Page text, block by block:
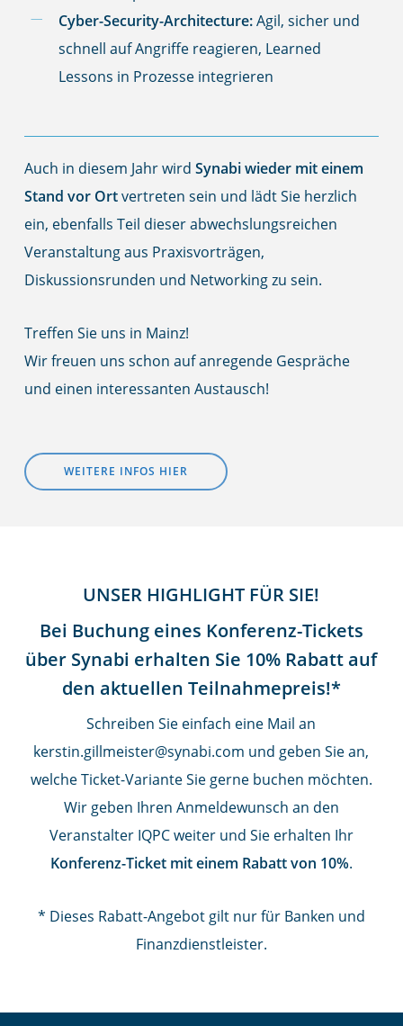
Cyber-Security-Architecture:Agil, sicher und
schnell auf Angriffe reagieren, Learned
Lessons in Prozesse integrieren
Auch in diesem Jahr wird Synabi wieder mit einem
Stand vor Ortvertreten sein und lädt Sie herzlich
ein, ebenfalls Teil dieser abwechslungsreichen
Veranstaltung aus Praxisvorträgen,
Diskussionsrunden und Networking zu sein.
Treffen Sie uns in Mainz!
Wir freuen uns schon auf anregende Gespräche
und einen interessanten Austausch!
WEITERE INFOS HIER
UNSER HIGHLIGHT FÜR SIE!
Bei Buchung eines Konferenz-Tickets
über Synabi erhalten Sie 10% Rabatt auf
den aktuellen Teilnahmepreis!*
Schreiben Sie einfach eine Mail an
kerstin.gillmeister@synabi.com und geben Sie an,
welche Ticket-Variante Sie gerne buchen möchten.
Wir geben Ihren Anmeldewunsch an den
Veranstalter IQPC weiter und Sie erhalten Ihr
Konferenz-Ticket mit einem Rabatt von 10%.
* Dieses Rabatt-Angebot gilt nur für Banken und
Finanzdienstleister.